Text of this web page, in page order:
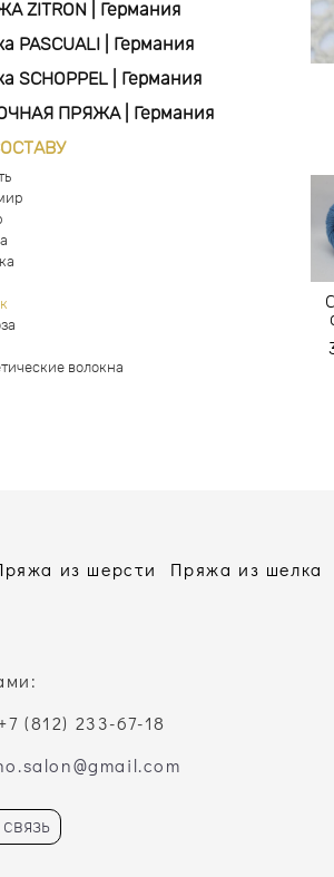
ZITRON | Германия
PASCUALI | Германия
SCHOPPEL | Германия
ПРЯЖА | Германия
волокна
из шерсти Пряжа из шелка
(812) 233-67-18